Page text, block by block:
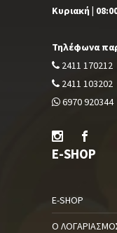
Κυριακή |
Τηλέφωνα
2411 170212
2411 103202
6970 920344
E-SHOP
E-SHOP
Ο